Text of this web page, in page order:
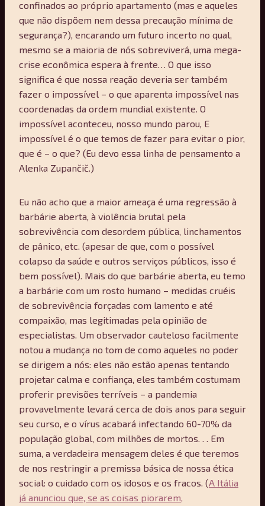
confinados ao próprio apartamento (mas e aqueles
que não dispõem nem dessa precaução mínima de
segurança?), encarando um futuro incerto no qual,
mesmo se a maioria de nós sobreviverá, uma mega-
crise econômica espera à frente… O que isso
significa é que nossa reação deveria ser também
fazer o impossível – o que aparenta impossível nas
coordenadas da ordem mundial existente. O
impossível aconteceu, nosso mundo parou, E
impossível é o que temos de fazer para evitar o pior,
que é – o que? (Eu devo essa linha de pensamento a
Alenka Zupančič.)
Eu não acho que a maior ameaça é uma regressão à
barbárie aberta, à violência brutal pela
sobrevivência com desordem pública, linchamentos
de pânico, etc. (apesar de que, com o possível
colapso da saúde e outros serviços públicos, isso é
bem possível). Mais do que barbárie aberta, eu temo
a barbárie com um rosto humano – medidas cruéis
de sobrevivência forçadas com lamento e até
compaixão, mas legitimadas pela opinião de
especialistas. Um observador cauteloso facilmente
notou a mudança no tom de como aqueles no poder
se dirigem a nós: eles não estão apenas tentando
projetar calma e confiança, eles também costumam
proferir previsões terríveis – a pandemia
provavelmente levará cerca de dois anos para seguir
seu curso, e o vírus acabará infectando 60-70% da
população global, com milhões de mortos. . . Em
suma, a verdadeira mensagem deles é que teremos
de nos restringir a premissa básica de nossa ética
social: o cuidado com os idosos e os fracos. (A Itália
já anunciou que, se as coisas piorarem,